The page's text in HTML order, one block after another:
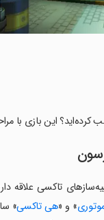
کرده‌اید؟ این بازی با
تاکسی علاقه
» و «هی تاکسی»